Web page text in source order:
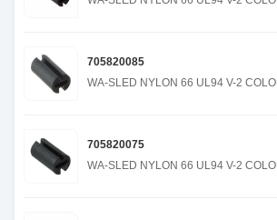
705820085
WA-SLED NYLON 66 UL94 V-2
705820075
WA-SLED NYLON 66 UL94 V-2